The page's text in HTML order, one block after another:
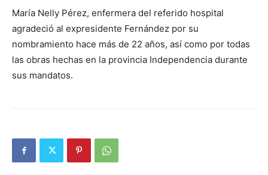
María Nelly Pérez, enfermera del referido hospital
agradeció al expresidente Fernández por su
nombramiento hace más de 22 años, así como por todas
las obras hechas en la provincia Independencia durante
sus mandatos.